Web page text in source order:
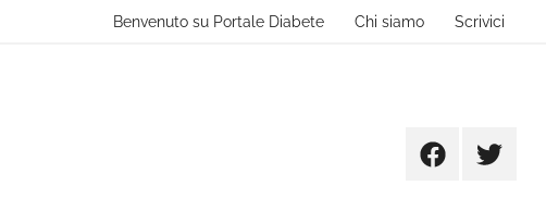
Benvenuto su Portale Diabete Chi siamo Scrivici
FacebookTwitter